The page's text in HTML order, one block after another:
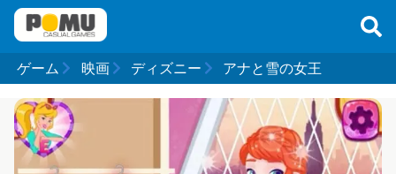
ゲーム 映画 ディズニー アナと雪の女王